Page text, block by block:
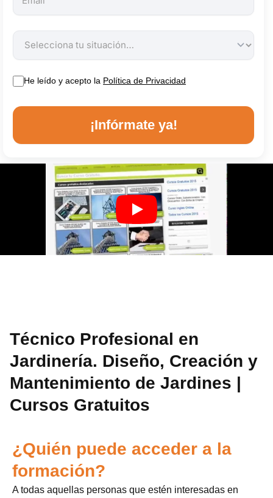
He leído y acepto la Política de Privacidad
¡Infórmate ya!
Técnico Profesional en
Jardinería. Diseño, Creación y
Mantenimiento de Jardines |
Cursos Gratuitos
¿Quién puede acceder a la
formación?
A todas aquellas personas que estén interesadas en